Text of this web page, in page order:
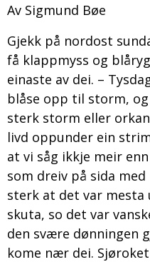
Av Sigmund Bøe
Gjekk på nordost
få klappmyss og
einaste av dei. –
blåse opp til storm,
sterk storm eller
livd oppunder ein
at vi såg ikkje meir
som dreiv på sida
sterk at det var mesta
skuta, so det var
den svære dønningen
kome nær dei.